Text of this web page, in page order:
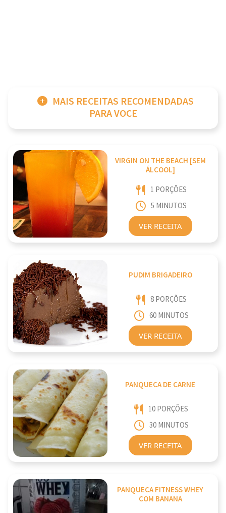
MAIS RECEITAS RECOMENDADAS
PARA VOCE
VIRGIN ON THE BEACH [SEM
ÁLCOOL]
1 PORÇÕES
5 MINUTOS
VER RECEITA
PUDIM BRIGADEIRO
8 PORÇÕES
60 MINUTOS
VER RECEITA
PANQUECA DE CARNE
10 PORÇÕES
30 MINUTOS
VER RECEITA
PANQUECA FITNESS WHEY
COM BANANA